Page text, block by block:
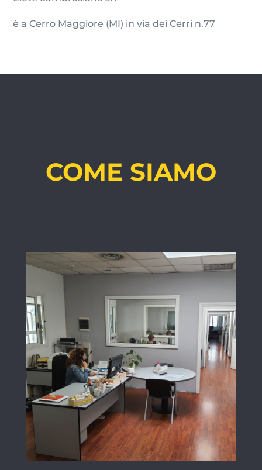
è a Cerro Maggiore (MI) in via dei Cerri n.77
COME SIAMO